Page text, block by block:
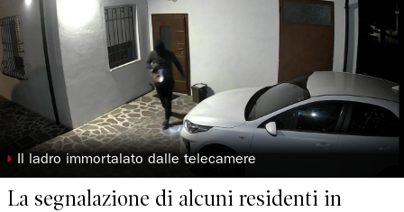
◗ Il ladro immortalato dalle telecamere
La segnalazione di alcuni residenti in